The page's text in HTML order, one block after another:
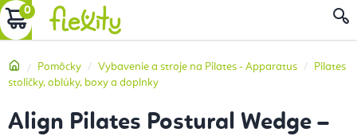
Prejsť
na
NÁKUPNÝ
DomovPomôcky Vybavenie a stroje na Pilates - Apparatus
Pilates
stoličky, oblúky, boxy a doplnky
Align Pilates Postural Wedge –